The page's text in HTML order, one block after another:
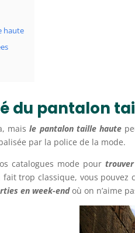
haute
du pantalon
maisle pantalon taille haute
par la police de la mode.
catalogues mode pour
fait trop classique, vous
en week-endoù on n’aime